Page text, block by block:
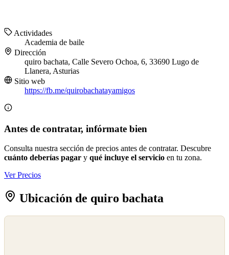
Actividades
Academia de baile
Dirección
quiro bachata, Calle Severo Ochoa, 6, 33690 Lugo de
Llanera, Asturias
Sitio web
https://fb.me/quirobachatayamigos
Antes de contratar, infórmate bien
Consulta nuestra sección de precios antes de contratar. Descubre
cuánto deberías pagar y qué incluye el servicio en tu zona.
Ver Precios
Ubicación de quiro bachata